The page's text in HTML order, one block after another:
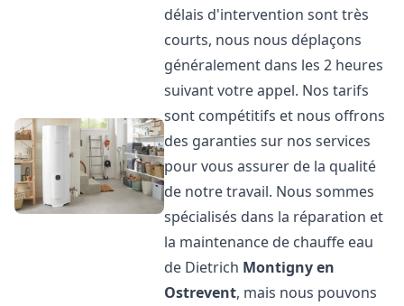
délais d'intervention sont très
courts, nous nous déplaçons
généralement dans les 2 heures
suivant votre appel. Nos tarifs
sont compétitifs et nous offrons
des garanties sur nos services
pour vous assurer de la qualité
de notre travail. Nous sommes
spécialisés dans la réparation et
la maintenance de chauffe eau
de Dietrich Montigny en
Ostrevent, mais nous pouvons